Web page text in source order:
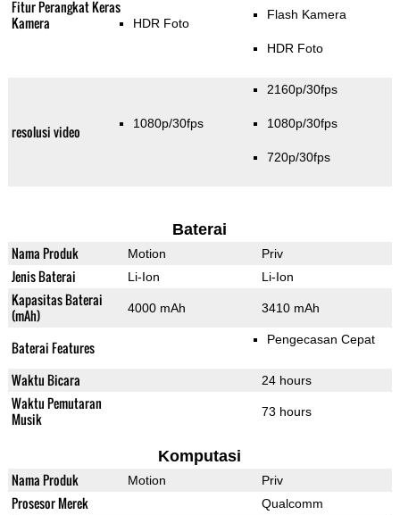
Fitur Perangkat Keras
Kamera
HDR Foto
Flash Kamera
HDR Foto
resolusi video 1080p/30fps
2160p/30fps
1080p/30fps
720p/30fps
Baterai
Nama Produk Motion Priv
Jenis Baterai Li-Ion Li-Ion
Kapasitas Baterai
(mAh)
4000 mAh 3410 mAh
Baterai Features Pengecasan Cepat
Waktu Bicara 24 hours
Waktu Pemutaran
Musik
73 hours
Komputasi
Nama Produk Motion Priv
Prosesor Merek Qualcomm